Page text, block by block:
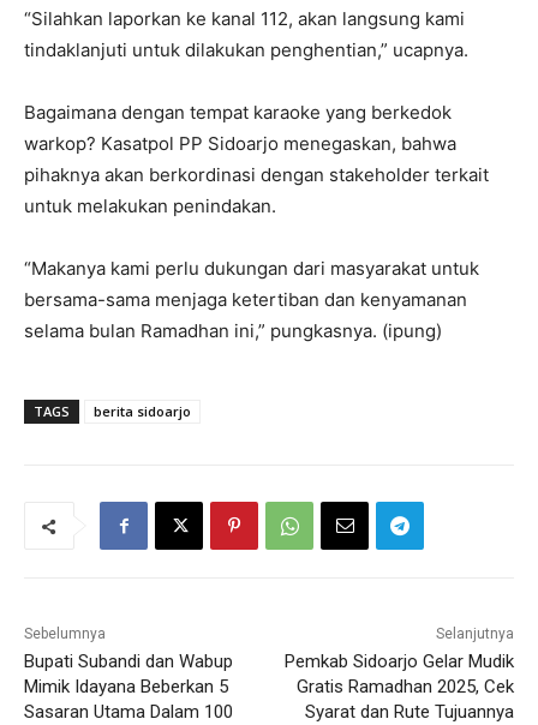
“Silahkan laporkan ke kanal 112, akan langsung kami
tindaklanjuti untuk dilakukan penghentian,” ucapnya.
Bagaimana dengan tempat karaoke yang berkedok
warkop? Kasatpol PP Sidoarjo menegaskan, bahwa
pihaknya akan berkordinasi dengan stakeholder terkait
untuk melakukan penindakan.
“Makanya kami perlu dukungan dari masyarakat untuk
bersama-sama menjaga ketertiban dan kenyamanan
selama bulan Ramadhan ini,” pungkasnya. (ipung)
TAGS berita sidoarjo
Sebelumnya
Bupati Subandi dan Wabup
Mimik Idayana Beberkan 5
Sasaran Utama Dalam 100
Selanjutnya
Pemkab Sidoarjo Gelar Mudik
Gratis Ramadhan 2025, Cek
Syarat dan Rute Tujuannya